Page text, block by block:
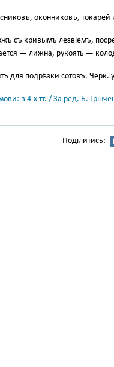
оконниковъ,
съ кривымъ лезвіемъ,
— лижна, рукоять —
для подрѣзки сотовъ. Черк.
мови: в 4-х тт. / За ред. Б.
Поділитись: